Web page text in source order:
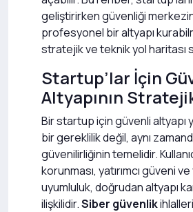
geliştirirken güvenliği
profesyonel bir altyapı
stratejik ve teknik yol haritası
Startup’lar İçin
Altyapının
Bir startup için güvenli altyapı
bir gereklilik değil, aynı
güvenilirliğinin temelidir.
korunması, yatırımcı güveni
uyumluluk, doğrudan altyapı
ilişkilidir.Siber güvenlik